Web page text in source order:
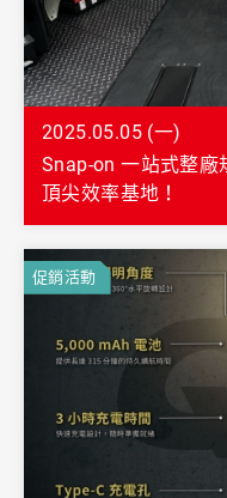
2025.05.05 (一)
Snap-on 一站式整
頂尖效率基地！
促銷活動